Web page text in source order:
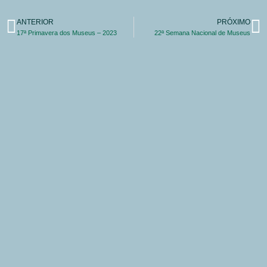
ANTERIOR
17ª Primavera dos Museus – 2023
PRÓXIMO
22ª Semana Nacional de Museus